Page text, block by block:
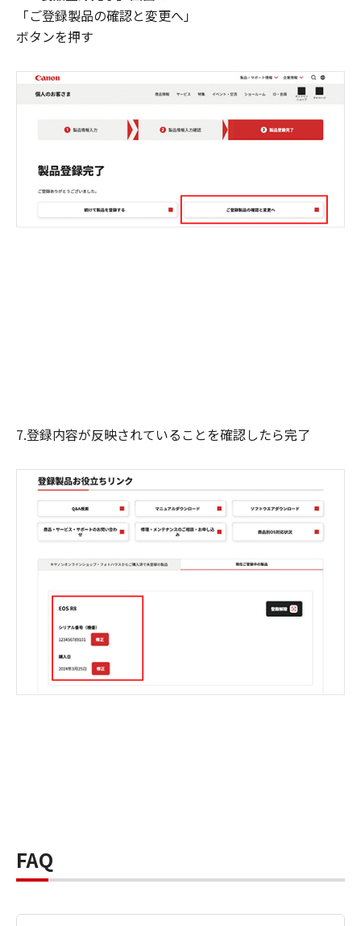
「ご登録製品の確認と変更へ」
ボタンを押す
7.登録内容が反映されていることを確認したら完了
FAQ